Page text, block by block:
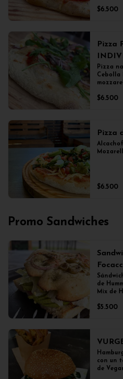
$6.500
Pizza
Pizza
Cebolla
$6.500
Pizza
$6.500
Promo Sandwiches
de
Mix de
$5.500
con un
de